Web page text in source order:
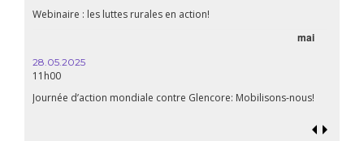
Webinaire : les luttes rurales en action!
mai
28.05.2025
11h00
Journée d’action mondiale contre Glencore: Mobilisons-nous!